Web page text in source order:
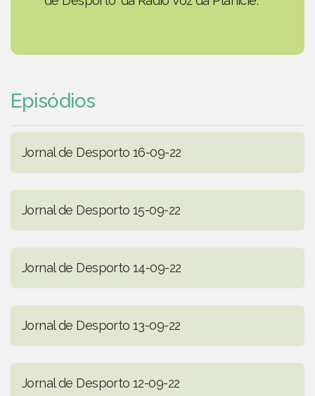
Episódios
Jornal de Desporto 16-09-22
Jornal de Desporto 15-09-22
Jornal de Desporto 14-09-22
Jornal de Desporto 13-09-22
Jornal de Desporto 12-09-22